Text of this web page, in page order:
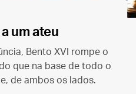
um ateu
Bento XVI rompe o
que na base de todo o
de ambos os lados.